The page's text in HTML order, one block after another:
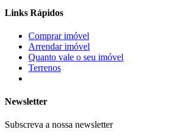
Links Rápidos
Comprar imóvel
Arrendar imóvel
Quanto vale o seu imóvel
Terrenos
Newsletter
Subscreva a nossa newsletter